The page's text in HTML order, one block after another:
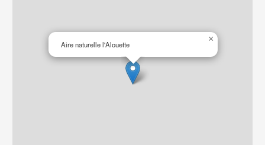
Aire naturelle l'Alouette
×